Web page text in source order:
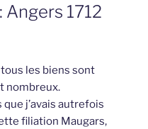
1712
les biens sont
nombreux.
j’avais autrefois
filiation Maugars,